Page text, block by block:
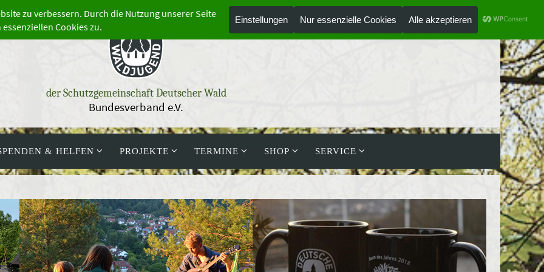
der Schutzgemeinschaft Deutscher Wald
Bundesverband e.V.
& HELFEN PROJEKTE TERMINE SHOP SERVICE